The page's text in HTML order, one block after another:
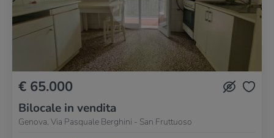
€ 65.000
Bilocale in vendita
Genova, Via Pasquale Berghini - San Fruttuoso